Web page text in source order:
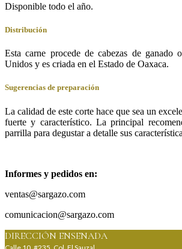
Disponible todo el año.
Distribución
Esta carne procede de cabezas de ganado
Unidos y es criada en el Estado de Oaxaca.
Sugerencias de preparación
La calidad de este corte hace que sea un
fuerte y característico. La principal
parrilla para degustar a detalle sus
Informes y pedidos en:
ventas@sargazo.com
comunicacion@sargazo.com
DIRECCIÓN ENSENADA